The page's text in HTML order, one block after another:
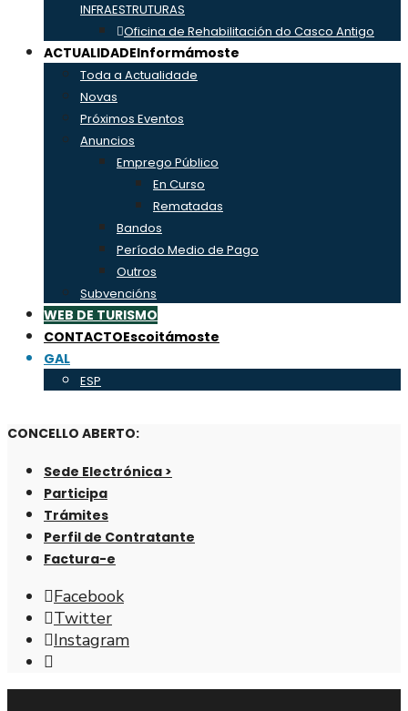
INFRAESTRUTURAS
Oficina de Rehabilitación do Casco Antigo
ACTUALIDADEInformámoste
Toda a Actualidade
Novas
Próximos Eventos
Anuncios
Emprego Público
En Curso
Rematadas
Bandos
Período Medio de Pago
Outros
Subvencións
WEB DE TURISMO
CONTACTOEscoitámoste
GAL
ESP
CONCELLO ABERTO:
Sede Electrónica >
Participa
Trámites
Perfil de Contratante
Factura-e
Facebook
Twitter
Instagram